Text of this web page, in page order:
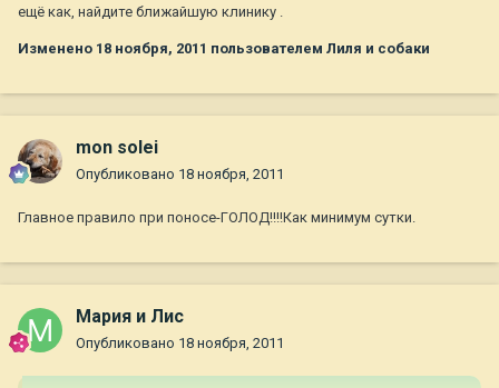
ещё как, найдите ближайшую клинику .
Изменено 18 ноября, 2011 пользователем Лиля и собаки
mon solei
Опубликовано 18 ноября, 2011
Главное правило при поносе-ГОЛОД!!!!Как минимум сутки.
Мария и Лис
Опубликовано 18 ноября, 2011